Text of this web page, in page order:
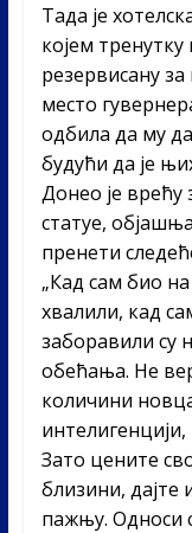
Тада је
којем
резервисану
место
одбила да му
будући да је
Донео је врећу
статуе,
пренети
„Кад сам био
хвалили, кад
заборавили су
обећања. Не
количини
Зато цените
близини,
пажњу. Односи